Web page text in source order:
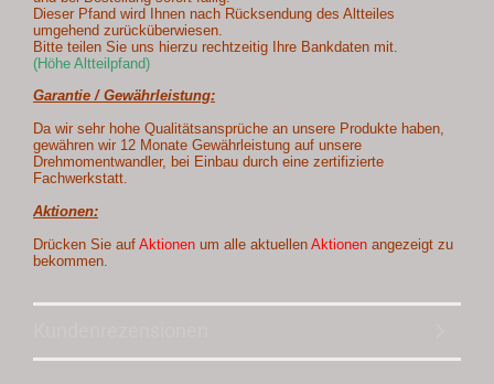
Dieser Pfand wird Ihnen nach Rücksendung des Altteiles
umgehend zurücküberwiesen.
Bitte teilen Sie uns hierzu rechtzeitig Ihre Bankdaten mit.
(Höhe Altteilpfand)
Garantie / Gewährleistung:
Da wir sehr hohe Qualitätsansprüche an unsere Produkte haben,
gewähren wir 12 Monate Gewährleistung auf unsere
Drehmomentwandler, bei Einbau durch eine zertifizierte
Fachwerkstatt.
Aktionen:
Drücken Sie auf Aktionen um alle aktuellen Aktionen angezeigt zu
bekommen.